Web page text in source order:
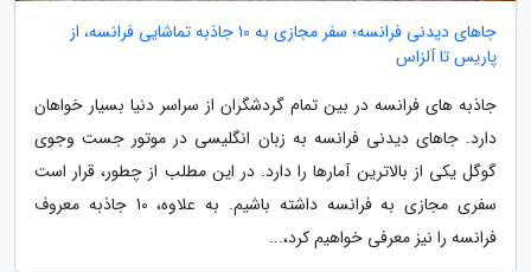
جاهای دیدنی فرانسه؛ سفر مجازی به 10 جاذبه تماشایی فرانسه، از
پاریس تا آلزاس
جاذبه های فرانسه در بین تمام گردشگران از سراسر دنیا بسیار خواهان
دارد. جاهای دیدنی فرانسه به زبان انگلیسی در موتور جست وجوی
گوگل یکی از بالاترین آمارها را دارد. در این مطلب از چطور، قرار است
سفری مجازی به فرانسه داشته باشیم. به علاوه، 10 جاذبه معروف
فرانسه را نیز معرفی خواهیم کرد،...